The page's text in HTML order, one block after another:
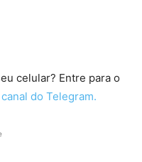
celular? Entre para o
canal do Telegram.